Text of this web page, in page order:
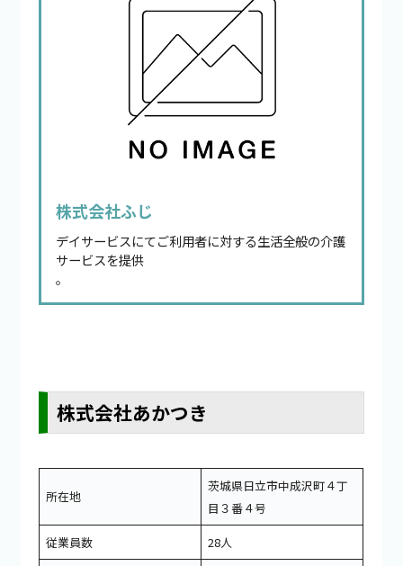
株式会社ふじ
デイサービスにてご利用者に対する生活全般の介護
サービスを提供
。
株式会社あかつき
所在地
茨城県日立市中成沢町４丁
目３番４号
従業員数
28人